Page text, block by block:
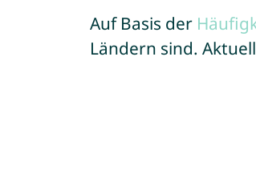
Auf Basis der
Ländern sind.